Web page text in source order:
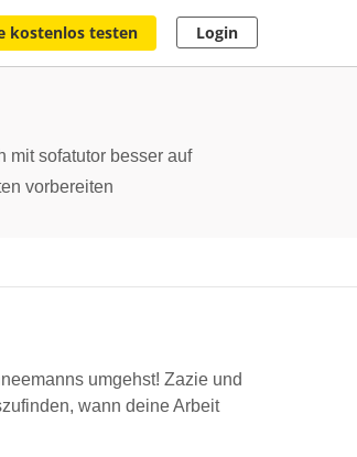
kostenlos testen Login
mit sofatutor besser auf
vorbereiten
umgehst! Zazie und
wann deine Arbeit